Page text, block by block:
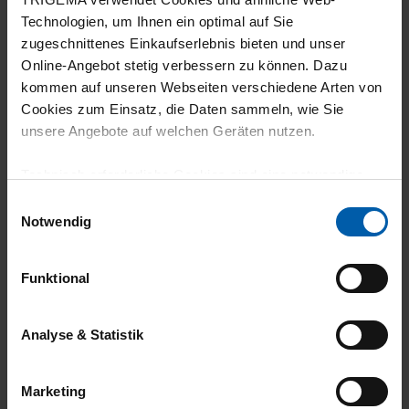
Technologien, um Ihnen ein optimal auf Sie
zugeschnittenes Einkaufserlebnis bieten und unser
Online-Angebot stetig verbessern zu können. Dazu
kommen auf unseren Webseiten verschiedene Arten von
Cookies zum Einsatz, die Daten sammeln, wie Sie
unsere Angebote auf welchen Geräten nutzen.
grundlegende Funktionen wie etwa zur Auswahl und
gewährleisten.
Für die Darstellung personalisierter Angebote, Anzeigen
und Inhalte aufgrund Ihres Nutzerverhaltens und Ihres
Zwecke zur Analyse und Optimierung unserer
Notwendig
Funktional
Analyse & Statistik
Marketing
climate-neutral
shipping
Family business
14 day return policy
100% Made in